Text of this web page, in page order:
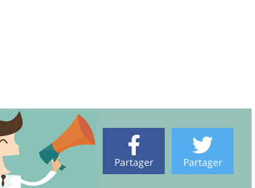
Partager
Partager